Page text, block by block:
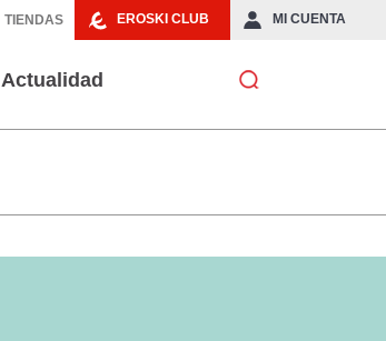
EROSKI CLUB MI CUENTA
TIENDAS
Actualidad